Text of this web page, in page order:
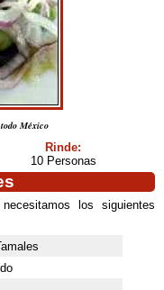
México
Rinde:
10 Personas
necesitamos los siguientes